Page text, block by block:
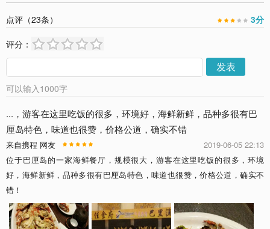
点评（23条） 3分
评分：
发表
可以输入1000字
...，游客在这里吃饭的很多，环境好，海鲜新鲜，品种多很有巴
厘岛特色，味道也很赞，价格公道，确实不错
2019-06-05 22:13
来自携程 网友
位于巴厘岛的一家海鲜餐厅，规模很大，游客在这里吃饭的很多，环境
好，海鲜新鲜，品种多很有巴厘岛特色，味道也很赞，价格公道，确实不
错！